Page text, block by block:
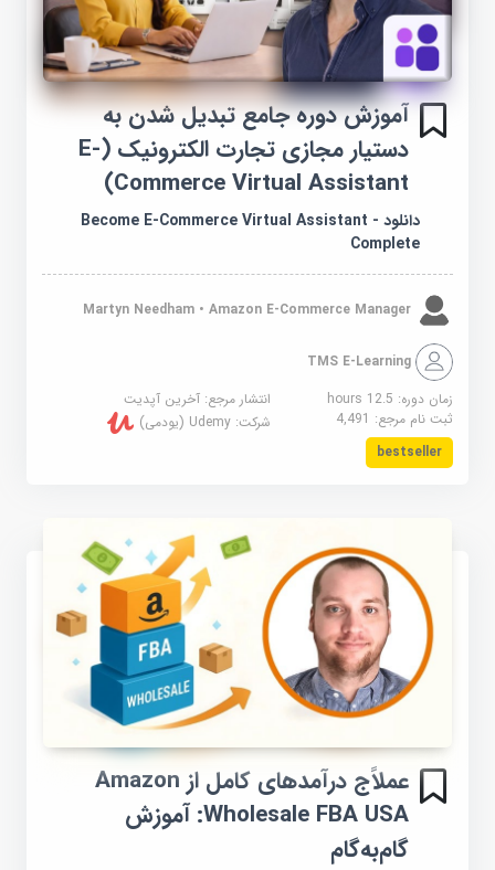
آموزش دوره جامع تبدیل شدن به
دستیار مجازی تجارت الکترونیک (E-
Commerce Virtual Assistant)
دانلود Become E-Commerce Virtual Assistant -
Complete
Martyn Needham • Amazon E-Commerce Manager
TMS E-Learning
زمان دوره: 12.5 hours
انتشار مرجع:آخرین آپدیت
ثبت نام مرجع:4,491 شرکت:Udemy (یودمی)
bestseller
عملاًج درآمدهای کامل از Amazon
Wholesale FBA USA: آموزش
گام‌به‌گام